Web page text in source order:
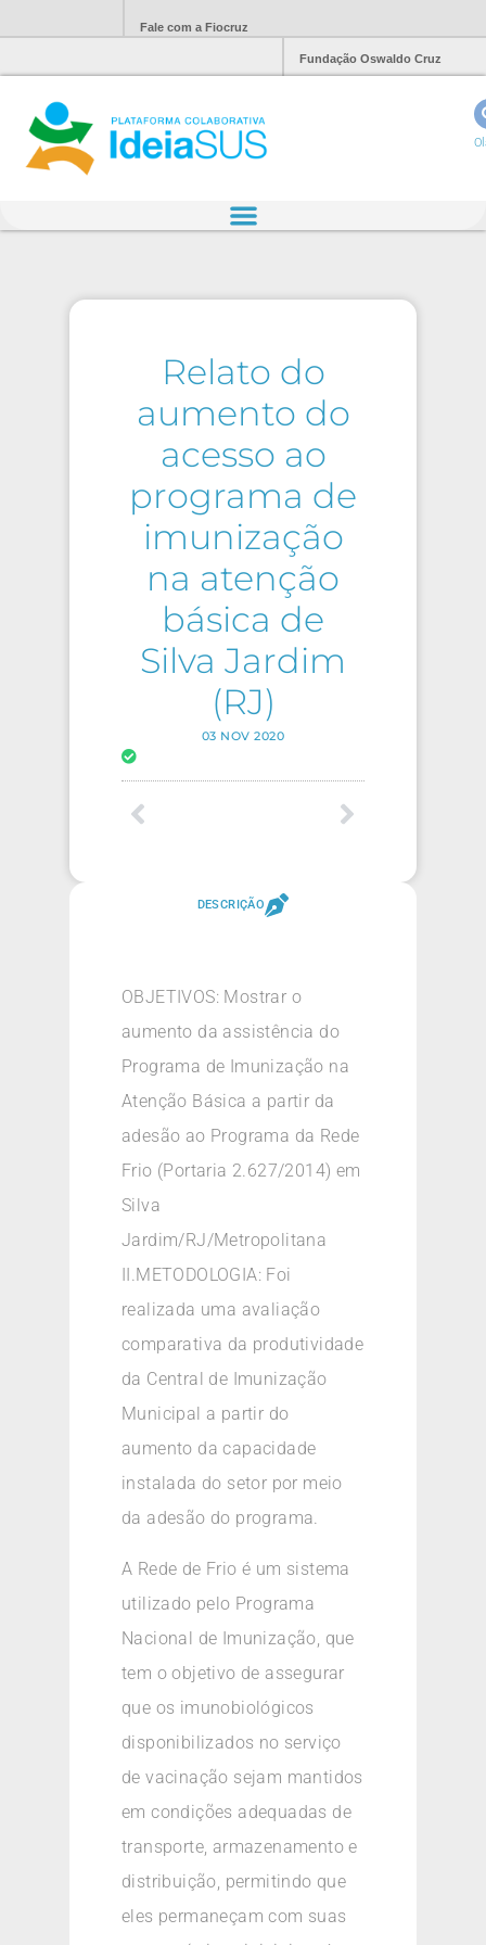
Fale com a Fiocruz
Fundação Oswaldo Cruz
Relato do
aumento do
acesso ao
programa de
imunização
na atenção
básica de
Silva Jardim
(RJ)
03 NOV 2020
DESCRIÇÃO
OBJETIVOS: Mostrar o
aumento da assistência do
Programa de Imunização na
Atenção Básica a partir da
adesão ao Programa da Rede
Frio (Portaria 2.627/2014) em
Silva
Jardim/RJ/Metropolitana
II.METODOLOGIA: Foi
realizada uma avaliação
comparativa da produtividade
da Central de Imunização
Municipal a partir do
aumento da capacidade
instalada do setor por meio
da adesão do programa.
A Rede de Frio é um sistema
utilizado pelo Programa
Nacional de Imunização, que
tem o objetivo de assegurar
que os imunobiológicos
disponibilizados no serviço
de vacinação sejam mantidos
em condições adequadas de
transporte, armazenamento e
distribuição, permitindo que
eles permaneçam com suas